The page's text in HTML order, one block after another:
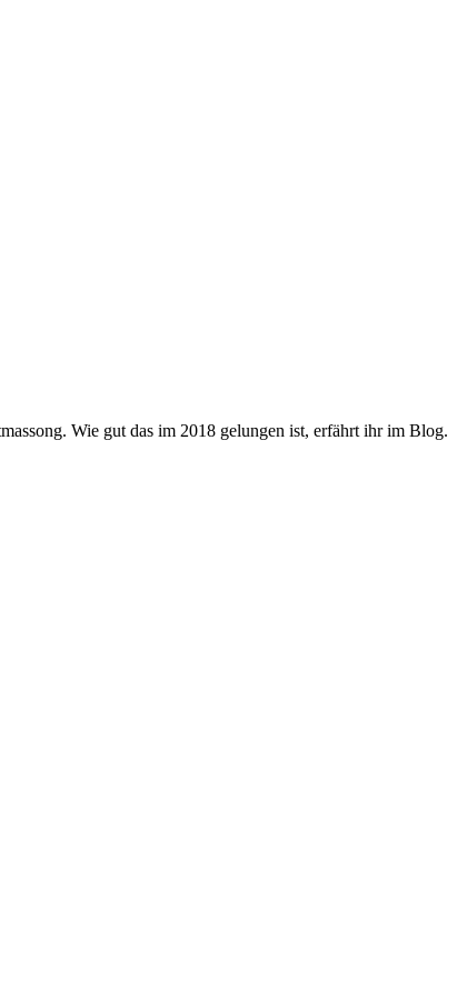
Wie gut das im 2018 gelungen ist, erfährt ihr im Blog.